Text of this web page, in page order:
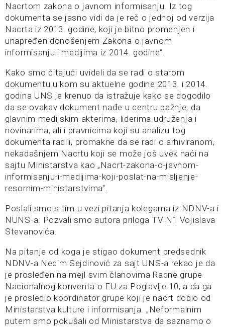
Nacrtom zakona o javnom informisanju. Iz tog
dokumenta se jasno vidi da je reč o jednoj od verzija
Nacrta iz 2013. godine, koji je bitno promenjen i
unapređen donošenjem Zakona o javnom
informisanju i medijima iz 2014. godine“.
Kako smo čitajući uvideli da se radi o starom
dokumentu u kom su aktuelne godine 2013. i 2014.
godina UNS je krenuo da istražuje kako se dogodilo
da se ovakav dokument nađe u centru pažnje, da
glavnim medijskim akterima, liderima udruženja i
novinarima, ali i pravnicima koji su analizu tog
dokumenta radili, promakne da se radi o arhiviranom,
nekadašnjem Nacrtu koji se može još uvek naći na
sajtu Ministarstva kao „Nacrt-zakona-o-javnom-
informisanju-i-medijima-koji-poslat-na-misljenje-
resornim-ministarstvima“.
Poslali smo s tim u vezi pitanja kolegama iz NDNV-a i
NUNS-a. Pozvali smo autora priloga TV N1 Vojislava
Stevanovića.
Na pitanje od koga je stigao dokument predsednik
NDNV-a Nedim Sejdinović za sajt UNS-a rekao je da
je prosleđen na mejl svim članovima Radne grupe
Nacionalnog konventa o EU za Poglavlje 10, a da ga
je prosledio koordinator grupe koji je nacrt dobio od
Ministarstva kulture i informisanja. „Neformalnim
putem smo pokušali od Ministarstva da saznamo o